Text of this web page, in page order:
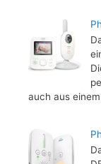
auch aus